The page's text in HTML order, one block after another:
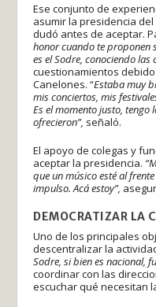
Ese conjunto de
asumir la presidencia
dudó antes de aceptar.
honor cuando te proponen
es el Sodre, conociendo las
cuestionamientos
Canelones. “Estaba muy
mis conciertos, mis
Es el momento justo,
ofrecieron”, señaló.
El apoyo de colegas y
aceptar la presidencia.
que un músico esté al
impulso. Acá estoy”,
DEMOCRATIZAR LA
Uno de los principales
descentralizar la
Sodre, si bien es nacional,
coordinar con las
escuchar qué necesitan